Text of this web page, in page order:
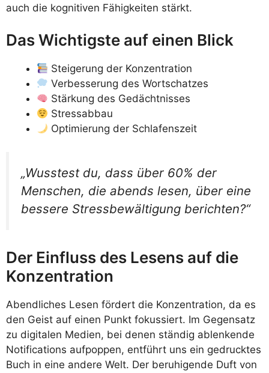
auch die kognitiven Fähigkeiten stärkt.
Das Wichtigste auf einen Blick
Steigerung der Konzentration
Verbesserung des Wortschatzes
Stärkung des Gedächtnisses
Stressabbau
Optimierung der Schlafenszeit
„Wusstest du, dass über 60% der
Menschen, die abends lesen, über eine
bessere Stressbewältigung berichten?“
Der Einfluss des Lesens auf die
Konzentration
Abendliches Lesen fördert die Konzentration, da es
den Geist auf einen Punkt fokussiert. Im Gegensatz
zu digitalen Medien, bei denen ständig ablenkende
Notifications aufpoppen, entführt uns ein gedrucktes
Buch in eine andere Welt. Der beruhigende Duft von